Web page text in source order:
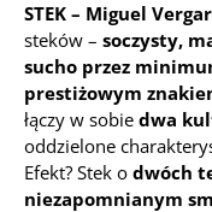
STEK – Miguel
steków – soczysty,
sucho przez
prestiżowym
łączy w sobie dwa
oddzielone
Efekt? Stek o dwóch
niezapomnianym